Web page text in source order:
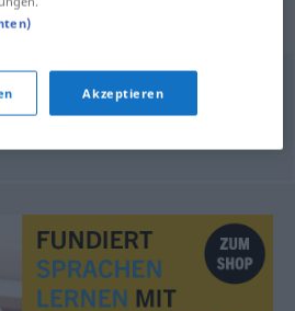
für "anecken"
Akzeptieren